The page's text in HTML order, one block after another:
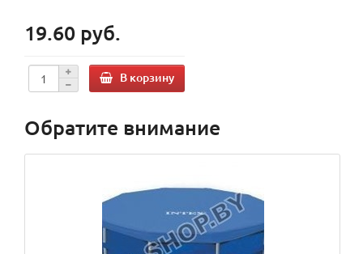
19.60 руб.
В корзину
Обратите внимание